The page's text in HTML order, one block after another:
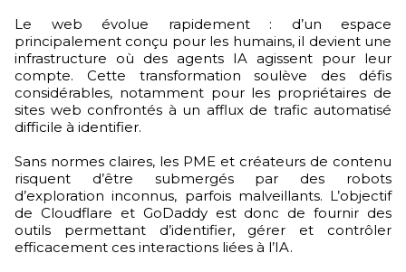
Le web évolue rapidement : d’un espace
principalement conçu pour les humains, il devient une
infrastructure où des agents IA agissent pour leur
compte. Cette transformation soulève des défis
considérables, notamment pour les propriétaires de
sites web confrontés à un afflux de trafic automatisé
difficile à identifier.
Sans normes claires, les PME et créateurs de contenu
risquent d’être submergés par des robots
d’exploration inconnus, parfois malveillants. L’objectif
de Cloudflare et GoDaddy est donc de fournir des
outils permettant d’identifier, gérer et contrôler
efficacement ces interactions liées à l’IA.